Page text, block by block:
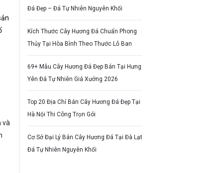
và
Đá Đẹp – Đá Tự Nhiên Nguyên Khối
Kích Thước Cây Hương Đá Chuẩn Phong
Thủy Tại Hòa Bình Theo Thước Lỗ Ban
69+ Mẫu Cây Hương Đá Đẹp Bán Tại Hưng
Yên Đá Tự Nhiên Giá Xưởng 2026
Top 20 Địa Chỉ Bán Cây Hương Đá Đẹp Tại
Hà Nội Thi Công Trọn Gói
Cơ Sở Đại Lý Bán Cây Hương Đá Tại Đà Lạt
Đá Tự Nhiên Nguyên Khối